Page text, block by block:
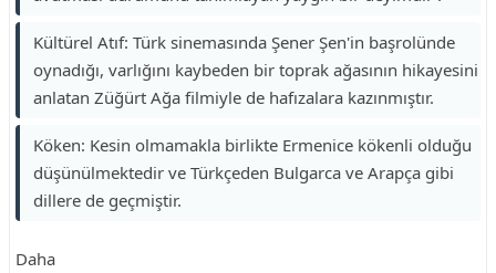
Kültürel Atıf: Türk sinemasında Şener Şen'in başrolünde
oynadığı, varlığını kaybeden bir toprak ağasının hikayesini
anlatan Züğürt Ağa filmiyle de hafızalara kazınmıştır.
Köken: Kesin olmamakla birlikte Ermenice kökenli olduğu
düşünülmektedir ve Türkçeden Bulgarca ve Arapça gibi
dillere de geçmiştir.
Daha